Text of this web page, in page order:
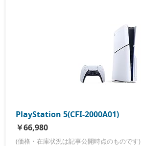
PlayStation 5(CFI-2000A01)
￥66,980
(価格・在庫状況は記事公開時点のものです)